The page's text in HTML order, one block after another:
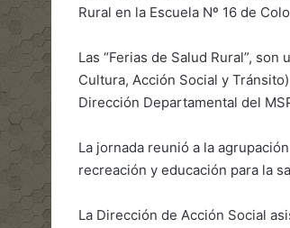
Rural en la Escuela Nº 16 de
Las “Ferias de Salud Rural”,
Cultura, Acción Social y
Dirección Departamental del
La jornada reunió a la
recreación y educación para la
La Dirección de Acción Social